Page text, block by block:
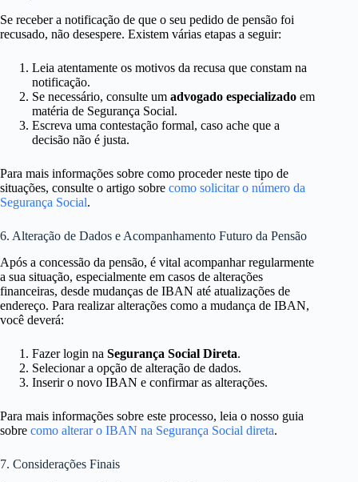
Se receber a notificação de que o seu pedido de pensão foi
recusado, não desespere. Existem várias etapas a seguir:
Leia atentamente os motivos da recusa que constam na
notificação.
Se necessário, consulte um advogado especializado em
matéria de Segurança Social.
Escreva uma contestação formal, caso ache que a
decisão não é justa.
Para mais informações sobre como proceder neste tipo de
situações, consulte o artigo sobre como solicitar o número da
Segurança Social.
6. Alteração de Dados e Acompanhamento Futuro da Pensão
Após a concessão da pensão, é vital acompanhar regularmente
a sua situação, especialmente em casos de alterações
financeiras, desde mudanças de IBAN até atualizações de
endereço. Para realizar alterações como a mudança de IBAN,
você deverá:
Fazer login na Segurança Social Direta.
Selecionar a opção de alteração de dados.
Inserir o novo IBAN e confirmar as alterações.
Para mais informações sobre este processo, leia o nosso guia
sobre como alterar o IBAN na Segurança Social direta.
7. Considerações Finais